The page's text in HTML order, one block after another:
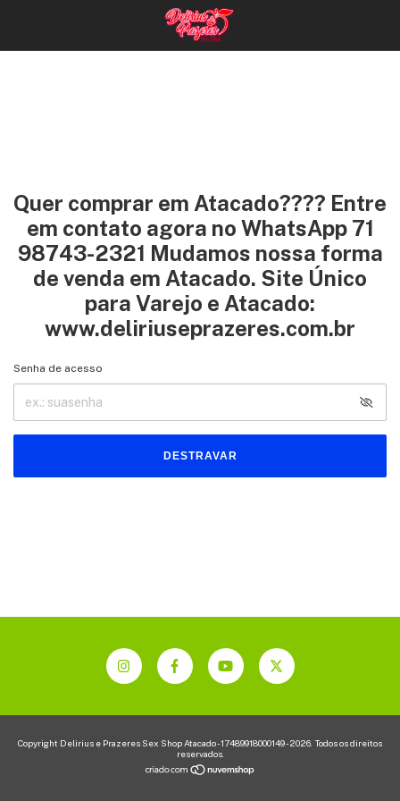
Quer comprar em Atacado???? Entre
em contato agora no WhatsApp 71
98743-2321 Mudamos nossa forma
de venda em Atacado. Site Único
para Varejo e Atacado:
www.deliriuseprazeres.com.br
Senha de acesso
DESTRAVAR
Copyright Delirius e Prazeres Sex Shop Atacado - 17489918000149 - 2026. Todos os direitos
reservados.